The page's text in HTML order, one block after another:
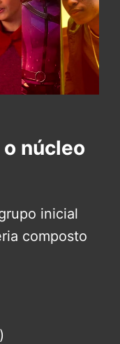
núcleo
inicial
composto
)